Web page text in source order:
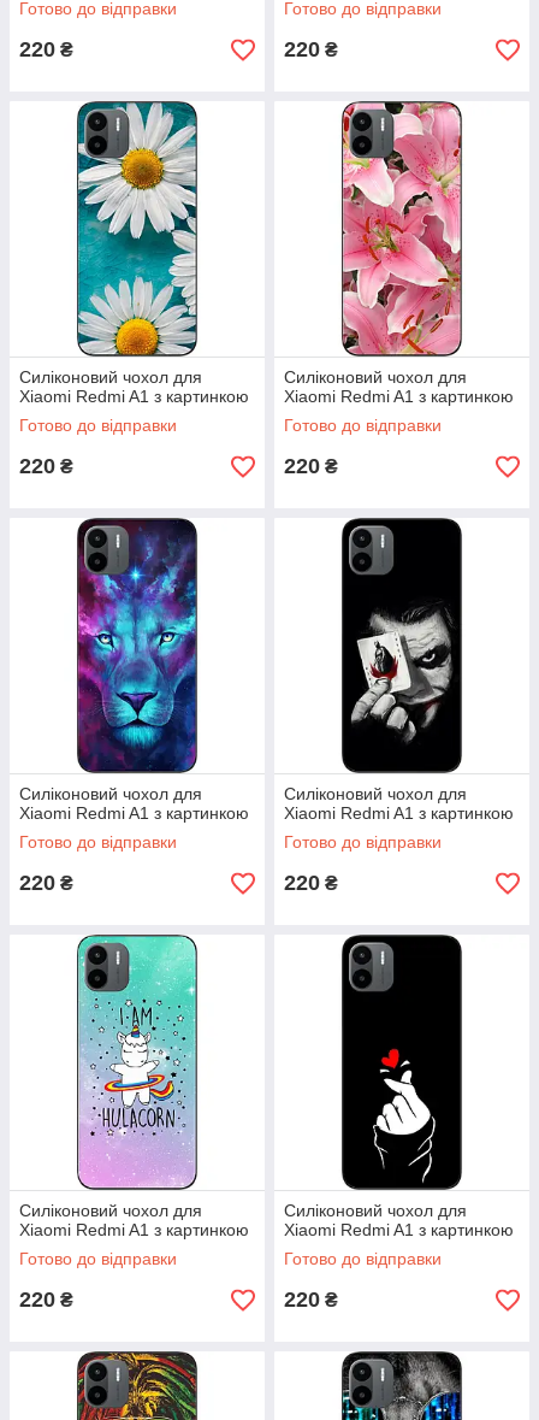
Готово до відправки
220 ₴
Готово до відправки
220 ₴
Силіконовий чохол для
Xiaomi Redmi A1 з картинкою
Готово до відправки
220 ₴
Силіконовий чохол для
Xiaomi Redmi A1 з картинкою
Готово до відправки
220 ₴
Силіконовий чохол для
Xiaomi Redmi A1 з картинкою
Готово до відправки
220 ₴
Силіконовий чохол для
Xiaomi Redmi A1 з картинкою
Готово до відправки
220 ₴
Силіконовий чохол для
Xiaomi Redmi A1 з картинкою
Готово до відправки
220 ₴
Силіконовий чохол для
Xiaomi Redmi A1 з картинкою
Готово до відправки
220 ₴